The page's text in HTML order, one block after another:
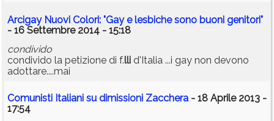
Arcigay Nuovi Colori: "Gay e lesbiche sono buoni genitori"
- 16 Settembre 2014 - 15:18
condivido
condivido la petizione di f.lli d'Italia ...i gay non devono
adottare....mai
Comunisti Italiani su dimissioni Zacchera - 18 Aprile 2013 -
17:54